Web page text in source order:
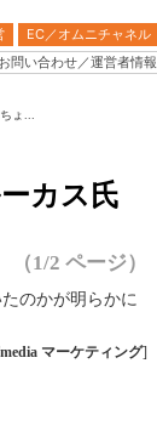
EC／オムニチャネル
お問い合わせ／運営者情報
ょ...
カス氏
（1/2 ページ）
のかが明らかに
マーケティング]